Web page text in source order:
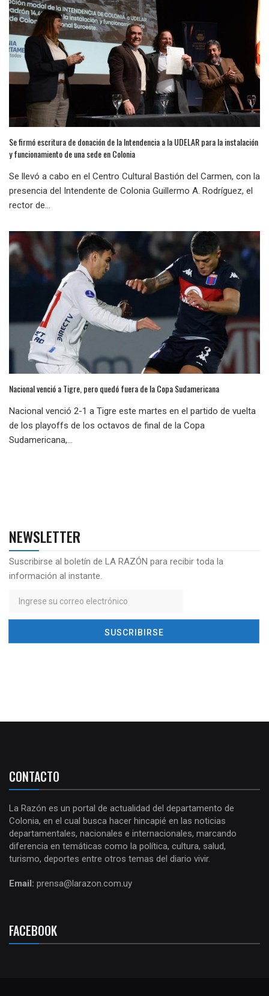
Se firmó escritura de donación de la Intendencia a la UDELAR para la instalación
y funcionamiento de una sede en Colonia
Se llevó a cabo en el Centro Cultural Bastión del Carmen, con la
presencia del Intendente de Colonia Guillermo A. Rodríguez, el
rector de...
Nacional venció a Tigre, pero quedó fuera de la Copa Sudamericana
Nacional venció 2-1 a Tigre este martes en el partido de vuelta
de los playoffs de los octavos de final de la Copa
Sudamericana,...
NEWSLETTER
Suscribirse al boletín de LA RAZÓN para recibir toda la
información al instante.
CONTACTO
La Razón es un portal de actualidad del departamento de
Colonia, en el cual busca hacer hincapié en las noticias
departamentales, nacionales e internacionales, marcando
diferencia en temáticas como la política, cultura, salud,
turismo, deportes entre otros temas del diario vivir.
Email: prensa@larazon.com.uy
FACEBOOK